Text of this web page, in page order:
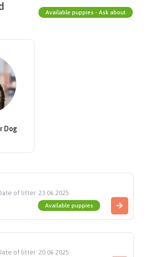
Available puppies - Ask about
Dog
of litter: 23.06.2025
Available puppies
of litter: 20.06.2025